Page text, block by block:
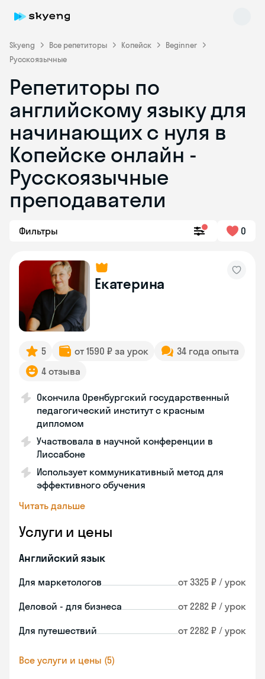
Skyeng Все репетиторы Копейск
Beginner
Русскоязычные
Репетиторы по
английскому языку для
начинающих с нуля в
Копейске онлайн -
Русскоязычные
преподаватели
Фильтры 0
Екатерина
5 от 1590 ₽ за урок
34 года опыта
4 отзыва
Окончила Оренбургский государственный
педагогический институт с красным
дипломом
Участвовала в научной конференции в
Лиссабоне
Использует коммуникативный метод для
эффективного обучения
Читать дальше
Услуги и цены
Английский язык
Для маркетологов от 3325 ₽ / урок
Деловой - для бизнеса от 2282 ₽ / урок
Для путешествий от 2282 ₽ / урок
Все услуги и цены (5)
Skyeng Chat